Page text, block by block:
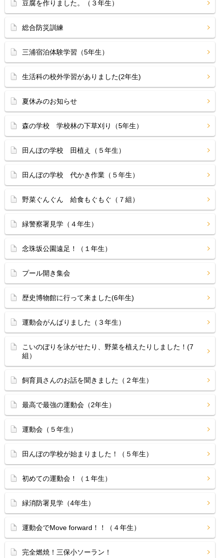
豆腐を作りました。（３年生）
総合防災訓練
三浦宿泊体験学習（5年生）
生活科の校外学習がありました(2年生)
夏休みのお知らせ
森の学校 学校林の下草刈り（5年生）
田んぼの学校 田植え（５年生）
田んぼの学校 代かき作業（５年生）
野菜ぐんぐん 給食もぐもぐ（７組）
緑警察署見学（４年生）
念珠坂公園遠足！（１年生）
プール開き集会
歴史博物館に行って来ました(6年生)
運動会がんばりました（３年生）
こいのぼりを泳がせたり、野菜を植えたりしました！(7
組）
飼育員さんのお話を聞きました（２年生）
最高で最強の運動会（2年生）
運動会（５年生）
田んぼの学校が始まりました！（５年生）
初めての運動会！（１年生）
緑消防署見学（4年生）
運動会でMove forward！！（４年生）
完全燃焼！三保小ソーラン！